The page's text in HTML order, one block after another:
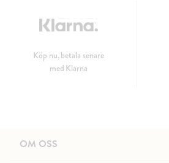
Köp nu, betala senare
med Klarna
OM OSS